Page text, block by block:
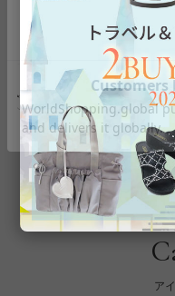
返品について
ア